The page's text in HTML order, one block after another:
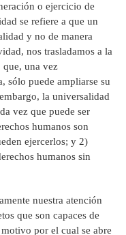
o ejercicio de
se refiere a que un
y no de manera
nos trasladamos a la
que, una vez
sólo puede ampliarse su
la universalidad
vez que puede ser
humanos son
ejercerlos; y 2)
humanos sin
nuestra atención
que son capaces de
por el cual se abre